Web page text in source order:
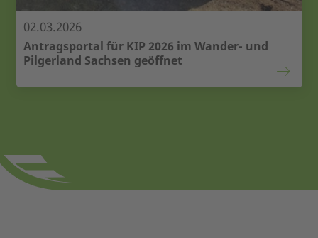
02.03.2026
Antragsportal für KIP 2026 im Wander- und
Pilgerland Sachsen geöffnet